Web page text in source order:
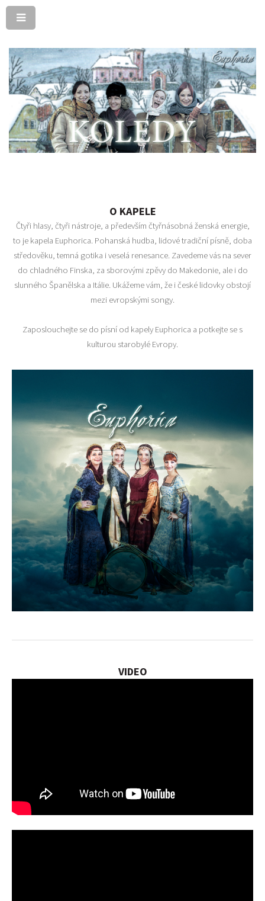
O KAPELE
Čtyři hlasy, čtyři nástroje, a především čtyřnásobná ženská energie,
to je kapela Euphorica. Pohanská hudba, lidové tradiční písně, doba
středověku, temná gotika i veselá renesance. Zavedeme vás na sever
do chladného Finska, za sborovými zpěvy do Makedonie, ale i do
slunného Španělska a Itálie. Ukážeme vám, že i české lidovky obstojí
mezi evropskými songy.
Zaposlouchejte se do písní od kapely Euphorica a potkejte se s
kulturou starobylé Evropy.
VIDEO